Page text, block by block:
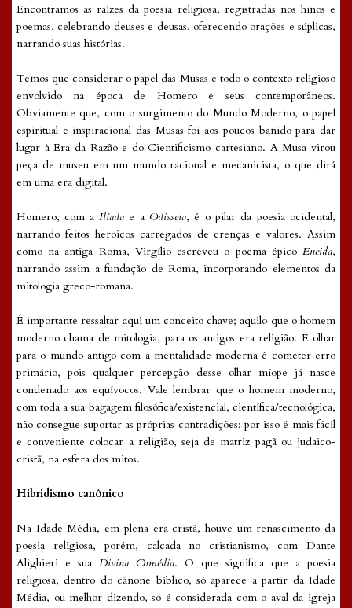
Encontramos as raízes da poesia religiosa, registradas nos hinos e
poemas, celebrando deuses e deusas, oferecendo orações e súplicas,
narrando suas histórias.
Temos que considerar o papel das Musas e todo o contexto religioso
envolvido na época de Homero e seus contemporâneos.
Obviamente que, com o surgimento do Mundo Moderno, o papel
espiritual e inspiracional das Musas foi aos poucos banido para dar
lugar à Era da Razão e do Cientificismo cartesiano. A Musa virou
peça de museu em um mundo racional e mecanicista, o que dirá
em uma era digital.
Homero, com a Ilíada e a Odisseia, é o pilar da poesia ocidental,
narrando feitos heroicos carregados de crenças e valores. Assim
como na antiga Roma, Virgílio escreveu o poema épico Eneida,
narrando assim a fundação de Roma, incorporando elementos da
mitologia greco-romana.
É importante ressaltar aqui um conceito chave; aquilo que o homem
moderno chama de mitologia, para os antigos era religião. E olhar
para o mundo antigo com a mentalidade moderna é cometer erro
primário, pois qualquer percepção desse olhar míope já nasce
condenado aos equívocos. Vale lembrar que o homem moderno,
com toda a sua bagagem filosófica/existencial, científica/tecnológica,
não consegue suportar as próprias contradições; por isso é mais fácil
e conveniente colocar a religião, seja de matriz pagã ou judaico-
cristã, na esfera dos mitos.
Hibridismo canônico
Na Idade Média, em plena era cristã, houve um renascimento da
poesia religiosa, porém, calcada no cristianismo, com Dante
Alighieri e sua Divina Comédia. O que significa que a poesia
religiosa, dentro do cânone bíblico, só aparece a partir da Idade
Média, ou melhor dizendo, só é considerada com o aval da igreja